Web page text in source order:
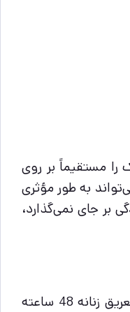
را مستقیماً بر روی
به طور مؤثری
جای نمی‌گذارد،
اگر به دنبال یک محصول ضد تعریق مؤثر و با دوام هستید که بتواند شما را در برابر تعریق و بوی بد بدن به مدت طولانی محافظت کند، استیک ضد تعریق زنانه 48 ساعته